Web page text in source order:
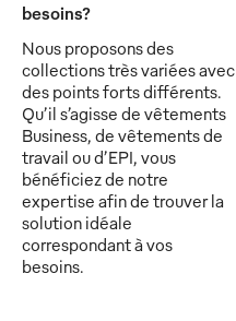
besoins?
Nous proposons des
collections très variées avec
des points forts différents.
Qu’il s’agisse de vêtements
Business, de vêtements de
travail ou d’EPI, vous
bénéficiez de notre
expertise afin de trouver la
solution idéale
correspondant à vos
besoins.